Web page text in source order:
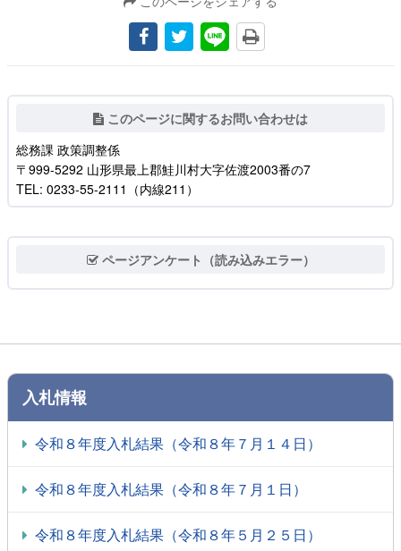
このページに関するお問い合わせは
総務課 政策調整係
〒999-5292 山形県最上郡鮭川村大字佐渡2003番の7
TEL: 0233-55-2111（内線211）
ページアンケート（読み込みエラー）
入札情報
令和８年度入札結果（令和８年７月１４日）
令和８年度入札結果（令和８年７月１日）
令和８年度入札結果（令和８年５月２５日）